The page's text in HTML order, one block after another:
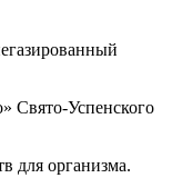
Свято-Успенского
для организма.